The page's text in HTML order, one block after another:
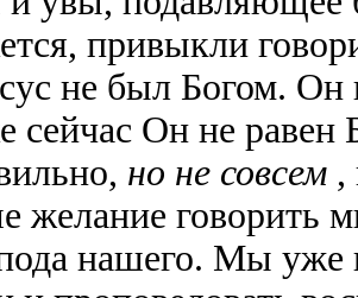
привыкли
не был Богом.
сейчас Он не равен
но не совсем ,
желание говорить
нашего. Мы уже